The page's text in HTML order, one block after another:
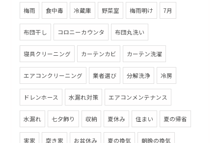
梅雨 食中毒 冷蔵庫 野菜室 梅雨明け 7月
布団干し コロニーカウンタ 布団丸洗い
寝具クリーニング カーテンカビ カーテン洗濯
エアコンクリーニング 業者選び 分解洗浄 冷房
ドレンホース 水漏れ対策 エアコンメンテナンス
水漏れ 七夕飾り 収納 夏休み 住まい 夏の帰省
実家 空き家 お盆休み 夏の換気 朝晩の換気